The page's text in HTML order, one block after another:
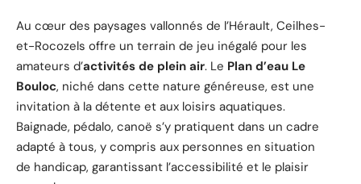
Au cœur des paysages vallonnés de l’Hérault, Ceilhes-
et-Rocozels offre un terrain de jeu inégalé pour les
amateurs d’activités de plein air. Le Plan d’eau Le
Bouloc, niché dans cette nature généreuse, est une
invitation à la détente et aux loisirs aquatiques.
Baignade, pédalo, canoë s’y pratiquent dans un cadre
adapté à tous, y compris aux personnes en situation
de handicap, garantissant l’accessibilité et le plaisir